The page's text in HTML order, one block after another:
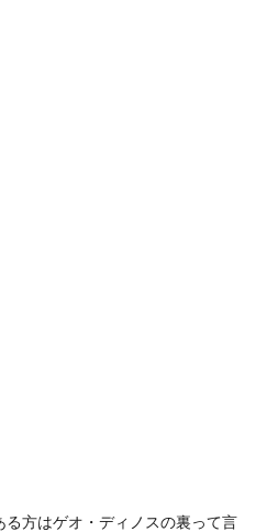
方はゲオ・ディノスの裏って言